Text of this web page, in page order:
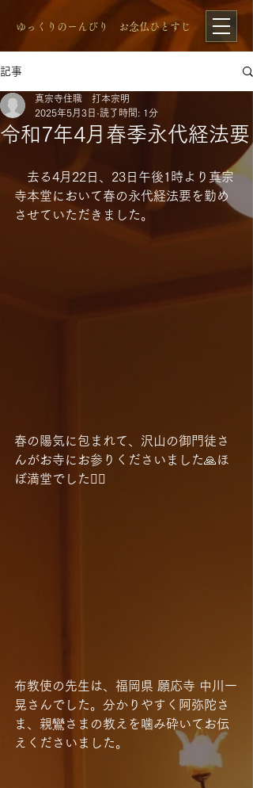
​ゆっくりのーんびり お念仏ひとすじ
記事
令和7年4月春季永代経法要
真宗寺住職 打本宗明
2025年5月3日 読了時間: 1分
去る4月22日、23日午後1時より真宗
寺本堂において春の永代経法要を勤め
させていただきました。
春の陽気に包まれて、沢山の御門徒さ
んがお寺にお参りくださいました🙏ほ
ぼ満堂でした🙇‍♂️
布教使の先生は、福岡県 願応寺 中川一
晃さんでした。分かりやすく阿弥陀さ
ま、親鸞さまの教えを噛み砕いてお伝
えくださいました。